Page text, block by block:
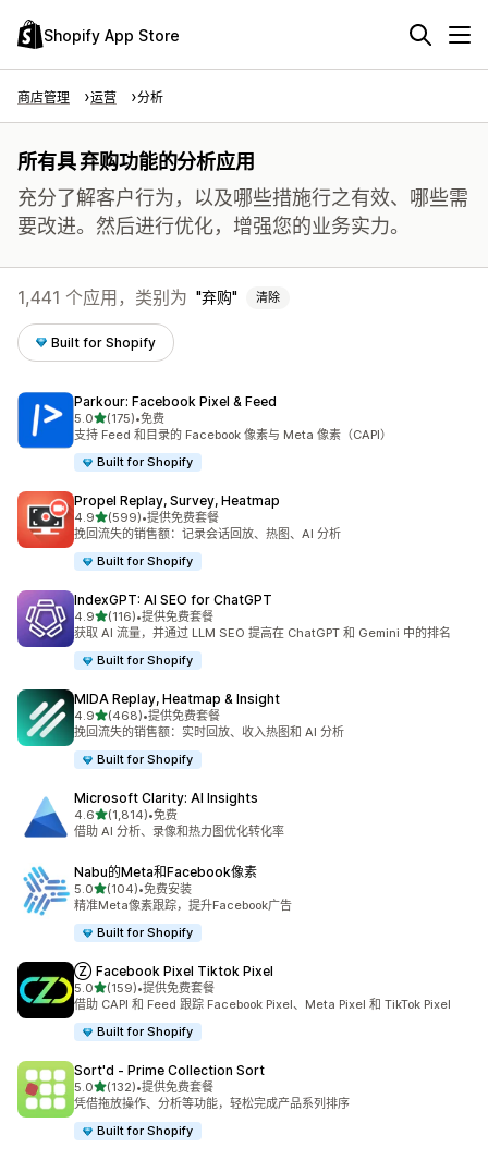
Shopify App Store
商店管理 运营 分析
所有具 弃购功能的分析应用
充分了解客户行为，以及哪些措施行之有效、哪些需
要改进。然后进行优化，增强您的业务实力。
1,441 个应用，类别为 弃购 清除
Built for Shopify
Parkour: Facebook Pixel & Feed
5.0星（满分 5 星）
(175)
总共 175 条评论
•免费
支持 Feed 和目录的 Facebook 像素与 Meta 像素（CAPI）
Built for Shopify
Propel Replay, Survey, Heatmap
4.9星（满分 5 星）
(599)
总共 599 条评论
•提供免费套餐
挽回流失的销售额：记录会话回放、热图、AI 分析
Built for Shopify
IndexGPT: AI SEO for ChatGPT
4.9星（满分 5 星）
(116)
总共 116 条评论
•提供免费套餐
获取 AI 流量，并通过 LLM SEO 提高在 ChatGPT 和 Gemini 中的排名
Built for Shopify
MIDA Replay, Heatmap & Insight
4.9星（满分 5 星）
(468)
总共 468 条评论
•提供免费套餐
挽回流失的销售额：实时回放、收入热图和 AI 分析
Built for Shopify
Microsoft Clarity: AI Insights
4.6星（满分 5 星）
(1,814)
总共 1814 条评论
•免费
借助 AI 分析、录像和热力图优化转化率
Nabu的Meta和Facebook像素
5.0星（满分 5 星）
(104)
总共 104 条评论
•免费安装
精准Meta像素跟踪，提升Facebook广告
Built for Shopify
Ⓩ Facebook Pixel Tiktok Pixel
5.0星（满分 5 星）
(159)
总共 159 条评论
•提供免费套餐
借助 CAPI 和 Feed 跟踪 Facebook Pixel、Meta Pixel 和 TikTok Pixel
Built for Shopify
Sort'd ‑ Prime Collection Sort
5.0星（满分 5 星）
(132)
总共 132 条评论
•提供免费套餐
凭借拖放操作、分析等功能，轻松完成产品系列排序
Built for Shopify